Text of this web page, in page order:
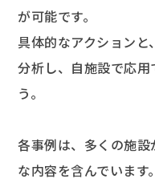
が可能です。
具体的なアクションと
分析し、自施設で応
う。
各事例は、多くの施
な内容を含んでいます。